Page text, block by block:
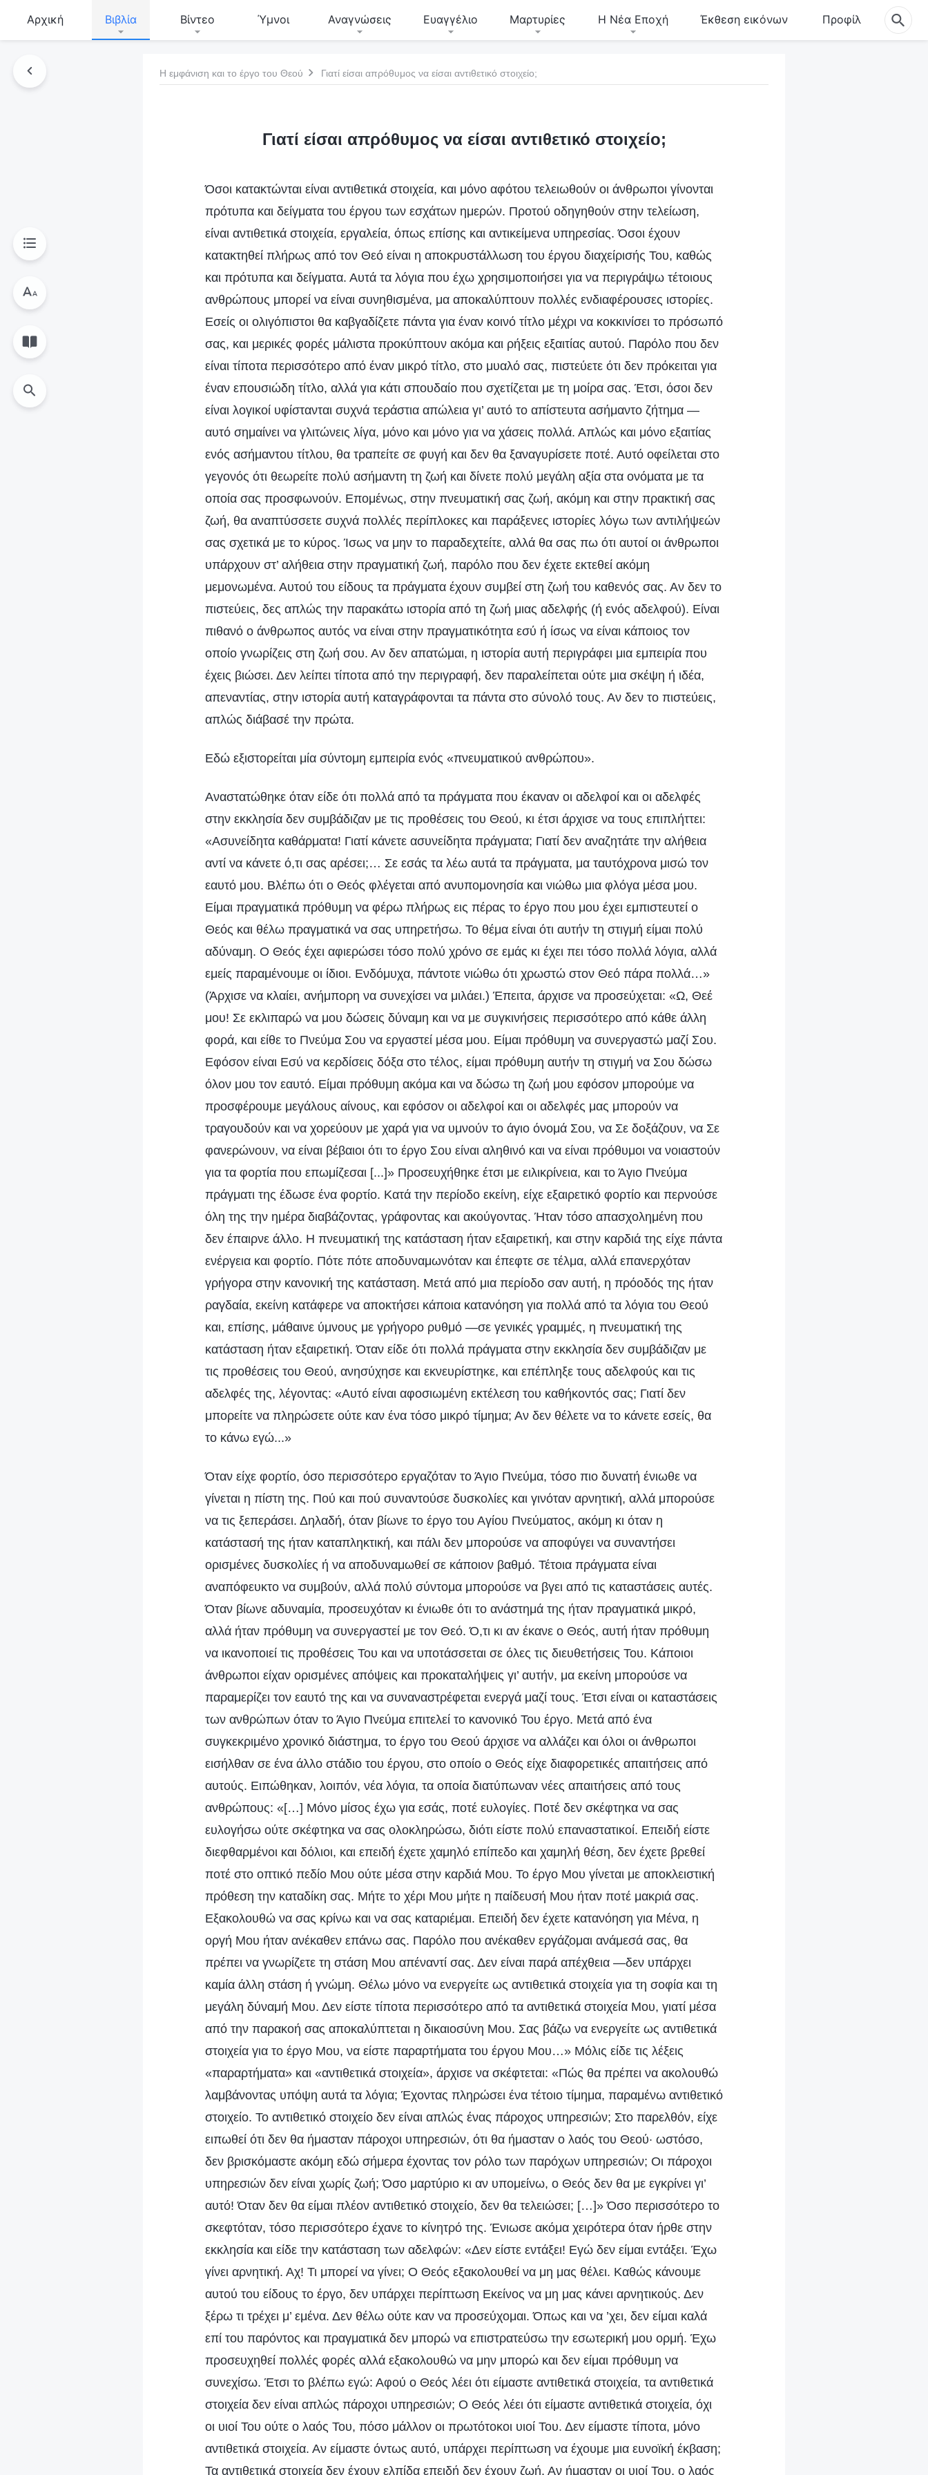
Αρχική Βιβλία Βίντεο Ύμνοι Αναγνώσεις Ευαγγέλιο Μαρτυρίες Η Νέα Εποχή Έκθεση εικόνων Προφίλ
Η εμφάνιση και το έργο του Θεού Γιατί είσαι απρόθυμος να είσαι αντιθετικό στοιχείο;
Γιατί είσαι απρόθυμος να είσαι αντιθετικό στοιχείο;
Όσοι κατακτώνται είναι αντιθετικά στοιχεία, και μόνο αφότου τελειωθούν οι άνθρωποι γίνονται
πρότυπα και δείγματα του έργου των εσχάτων ημερών. Προτού οδηγηθούν στην τελείωση,
είναι αντιθετικά στοιχεία, εργαλεία, όπως επίσης και αντικείμενα υπηρεσίας. Όσοι έχουν
κατακτηθεί πλήρως από τον Θεό είναι η αποκρυστάλλωση του έργου διαχείρισής Του, καθώς
και πρότυπα και δείγματα. Αυτά τα λόγια που έχω χρησιμοποιήσει για να περιγράψω τέτοιους
ανθρώπους μπορεί να είναι συνηθισμένα, μα αποκαλύπτουν πολλές ενδιαφέρουσες ιστορίες.
Εσείς οι ολιγόπιστοι θα καβγαδίζετε πάντα για έναν κοινό τίτλο μέχρι να κοκκινίσει το πρόσωπό
σας, και μερικές φορές μάλιστα προκύπτουν ακόμα και ρήξεις εξαιτίας αυτού. Παρόλο που δεν
είναι τίποτα περισσότερο από έναν μικρό τίτλο, στο μυαλό σας, πιστεύετε ότι δεν πρόκειται για
έναν επουσιώδη τίτλο, αλλά για κάτι σπουδαίο που σχετίζεται με τη μοίρα σας. Έτσι, όσοι δεν
είναι λογικοί υφίστανται συχνά τεράστια απώλεια γι’ αυτό το απίστευτα ασήμαντο ζήτημα —
αυτό σημαίνει να γλιτώνεις λίγα, μόνο και μόνο για να χάσεις πολλά. Απλώς και μόνο εξαιτίας
ενός ασήμαντου τίτλου, θα τραπείτε σε φυγή και δεν θα ξαναγυρίσετε ποτέ. Αυτό οφείλεται στο
γεγονός ότι θεωρείτε πολύ ασήμαντη τη ζωή και δίνετε πολύ μεγάλη αξία στα ονόματα με τα
οποία σας προσφωνούν. Επομένως, στην πνευματική σας ζωή, ακόμη και στην πρακτική σας
ζωή, θα αναπτύσσετε συχνά πολλές περίπλοκες και παράξενες ιστορίες λόγω των αντιλήψεών
σας σχετικά με το κύρος. Ίσως να μην το παραδεχτείτε, αλλά θα σας πω ότι αυτοί οι άνθρωποι
υπάρχουν στ’ αλήθεια στην πραγματική ζωή, παρόλο που δεν έχετε εκτεθεί ακόμη
μεμονωμένα. Αυτού του είδους τα πράγματα έχουν συμβεί στη ζωή του καθενός σας. Αν δεν το
πιστεύεις, δες απλώς την παρακάτω ιστορία από τη ζωή μιας αδελφής (ή ενός αδελφού). Είναι
πιθανό ο άνθρωπος αυτός να είναι στην πραγματικότητα εσύ ή ίσως να είναι κάποιος τον
οποίο γνωρίζεις στη ζωή σου. Αν δεν απατώμαι, η ιστορία αυτή περιγράφει μια εμπειρία που
έχεις βιώσει. Δεν λείπει τίποτα από την περιγραφή, δεν παραλείπεται ούτε μια σκέψη ή ιδέα,
απεναντίας, στην ιστορία αυτή καταγράφονται τα πάντα στο σύνολό τους. Αν δεν το πιστεύεις,
απλώς διάβασέ την πρώτα.
Εδώ εξιστορείται μία σύντομη εμπειρία ενός «πνευματικού ανθρώπου».
Αναστατώθηκε όταν είδε ότι πολλά από τα πράγματα που έκαναν οι αδελφοί και οι αδελφές
στην εκκλησία δεν συμβάδιζαν με τις προθέσεις του Θεού, κι έτσι άρχισε να τους επιπλήττει:
«Ασυνείδητα καθάρματα! Γιατί κάνετε ασυνείδητα πράγματα; Γιατί δεν αναζητάτε την αλήθεια
αντί να κάνετε ό,τι σας αρέσει;… Σε εσάς τα λέω αυτά τα πράγματα, μα ταυτόχρονα μισώ τον
εαυτό μου. Βλέπω ότι ο Θεός φλέγεται από ανυπομονησία και νιώθω μια φλόγα μέσα μου.
Είμαι πραγματικά πρόθυμη να φέρω πλήρως εις πέρας το έργο που μου έχει εμπιστευτεί ο
Θεός και θέλω πραγματικά να σας υπηρετήσω. Το θέμα είναι ότι αυτήν τη στιγμή είμαι πολύ
αδύναμη. Ο Θεός έχει αφιερώσει τόσο πολύ χρόνο σε εμάς κι έχει πει τόσο πολλά λόγια, αλλά
εμείς παραμένουμε οι ίδιοι. Ενδόμυχα, πάντοτε νιώθω ότι χρωστώ στον Θεό πάρα πολλά…»
(Άρχισε να κλαίει, ανήμπορη να συνεχίσει να μιλάει.) Έπειτα, άρχισε να προσεύχεται: «Ω, Θεέ
μου! Σε εκλιπαρώ να μου δώσεις δύναμη και να με συγκινήσεις περισσότερο από κάθε άλλη
φορά, και είθε το Πνεύμα Σου να εργαστεί μέσα μου. Είμαι πρόθυμη να συνεργαστώ μαζί Σου.
Εφόσον είναι Εσύ να κερδίσεις δόξα στο τέλος, είμαι πρόθυμη αυτήν τη στιγμή να Σου δώσω
όλον μου τον εαυτό. Είμαι πρόθυμη ακόμα και να δώσω τη ζωή μου εφόσον μπορούμε να
προσφέρουμε μεγάλους αίνους, και εφόσον οι αδελφοί και οι αδελφές μας μπορούν να
τραγουδούν και να χορεύουν με χαρά για να υμνούν το άγιο όνομά Σου, να Σε δοξάζουν, να Σε
φανερώνουν, να είναι βέβαιοι ότι το έργο Σου είναι αληθινό και να είναι πρόθυμοι να νοιαστούν
για τα φορτία που επωμίζεσαι [...]» Προσευχήθηκε έτσι με ειλικρίνεια, και το Άγιο Πνεύμα
πράγματι της έδωσε ένα φορτίο. Κατά την περίοδο εκείνη, είχε εξαιρετικό φορτίο και περνούσε
όλη της την ημέρα διαβάζοντας, γράφοντας και ακούγοντας. Ήταν τόσο απασχολημένη που
δεν έπαιρνε άλλο. Η πνευματική της κατάσταση ήταν εξαιρετική, και στην καρδιά της είχε πάντα
ενέργεια και φορτίο. Πότε πότε αποδυναμωνόταν και έπεφτε σε τέλμα, αλλά επανερχόταν
γρήγορα στην κανονική της κατάσταση. Μετά από μια περίοδο σαν αυτή, η πρόοδός της ήταν
ραγδαία, εκείνη κατάφερε να αποκτήσει κάποια κατανόηση για πολλά από τα λόγια του Θεού
και, επίσης, μάθαινε ύμνους με γρήγορο ρυθμό —σε γενικές γραμμές, η πνευματική της
κατάσταση ήταν εξαιρετική. Όταν είδε ότι πολλά πράγματα στην εκκλησία δεν συμβάδιζαν με
τις προθέσεις του Θεού, ανησύχησε και εκνευρίστηκε, και επέπληξε τους αδελφούς και τις
αδελφές της, λέγοντας: «Αυτό είναι αφοσιωμένη εκτέλεση του καθήκοντός σας; Γιατί δεν
μπορείτε να πληρώσετε ούτε καν ένα τόσο μικρό τίμημα; Αν δεν θέλετε να το κάνετε εσείς, θα
το κάνω εγώ...»
Όταν είχε φορτίο, όσο περισσότερο εργαζόταν το Άγιο Πνεύμα, τόσο πιο δυνατή ένιωθε να
γίνεται η πίστη της. Πού και πού συναντούσε δυσκολίες και γινόταν αρνητική, αλλά μπορούσε
να τις ξεπεράσει. Δηλαδή, όταν βίωνε το έργο του Αγίου Πνεύματος, ακόμη κι όταν η
κατάστασή της ήταν καταπληκτική, και πάλι δεν μπορούσε να αποφύγει να συναντήσει
ορισμένες δυσκολίες ή να αποδυναμωθεί σε κάποιον βαθμό. Τέτοια πράγματα είναι
αναπόφευκτο να συμβούν, αλλά πολύ σύντομα μπορούσε να βγει από τις καταστάσεις αυτές.
Όταν βίωνε αδυναμία, προσευχόταν κι ένιωθε ότι το ανάστημά της ήταν πραγματικά μικρό,
αλλά ήταν πρόθυμη να συνεργαστεί με τον Θεό. Ό,τι κι αν έκανε ο Θεός, αυτή ήταν πρόθυμη
να ικανοποιεί τις προθέσεις Του και να υποτάσσεται σε όλες τις διευθετήσεις Του. Κάποιοι
άνθρωποι είχαν ορισμένες απόψεις και προκαταλήψεις γι’ αυτήν, μα εκείνη μπορούσε να
παραμερίζει τον εαυτό της και να συναναστρέφεται ενεργά μαζί τους. Έτσι είναι οι καταστάσεις
των ανθρώπων όταν το Άγιο Πνεύμα επιτελεί το κανονικό Του έργο. Μετά από ένα
συγκεκριμένο χρονικό διάστημα, το έργο του Θεού άρχισε να αλλάζει και όλοι οι άνθρωποι
εισήλθαν σε ένα άλλο στάδιο του έργου, στο οποίο ο Θεός είχε διαφορετικές απαιτήσεις από
αυτούς. Ειπώθηκαν, λοιπόν, νέα λόγια, τα οποία διατύπωναν νέες απαιτήσεις από τους
ανθρώπους: «[…] Μόνο μίσος έχω για εσάς, ποτέ ευλογίες. Ποτέ δεν σκέφτηκα να σας
ευλογήσω ούτε σκέφτηκα να σας ολοκληρώσω, διότι είστε πολύ επαναστατικοί. Επειδή είστε
διεφθαρμένοι και δόλιοι, και επειδή έχετε χαμηλό επίπεδο και χαμηλή θέση, δεν έχετε βρεθεί
ποτέ στο οπτικό πεδίο Μου ούτε μέσα στην καρδιά Μου. Το έργο Μου γίνεται με αποκλειστική
πρόθεση την καταδίκη σας. Μήτε το χέρι Μου μήτε η παίδευσή Μου ήταν ποτέ μακριά σας.
Εξακολουθώ να σας κρίνω και να σας καταριέμαι. Επειδή δεν έχετε κατανόηση για Μένα, η
οργή Μου ήταν ανέκαθεν επάνω σας. Παρόλο που ανέκαθεν εργάζομαι ανάμεσά σας, θα
πρέπει να γνωρίζετε τη στάση Μου απέναντί σας. Δεν είναι παρά απέχθεια —δεν υπάρχει
καμία άλλη στάση ή γνώμη. Θέλω μόνο να ενεργείτε ως αντιθετικά στοιχεία για τη σοφία και τη
μεγάλη δύναμή Μου. Δεν είστε τίποτα περισσότερο από τα αντιθετικά στοιχεία Μου, γιατί μέσα
από την παρακοή σας αποκαλύπτεται η δικαιοσύνη Μου. Σας βάζω να ενεργείτε ως αντιθετικά
στοιχεία για το έργο Μου, να είστε παραρτήματα του έργου Μου…» Μόλις είδε τις λέξεις
«παραρτήματα» και «αντιθετικά στοιχεία», άρχισε να σκέφτεται: «Πώς θα πρέπει να ακολουθώ
λαμβάνοντας υπόψη αυτά τα λόγια; Έχοντας πληρώσει ένα τέτοιο τίμημα, παραμένω αντιθετικό
στοιχείο. Το αντιθετικό στοιχείο δεν είναι απλώς ένας πάροχος υπηρεσιών; Στο παρελθόν, είχε
ειπωθεί ότι δεν θα ήμασταν πάροχοι υπηρεσιών, ότι θα ήμασταν ο λαός του Θεού· ωστόσο,
δεν βρισκόμαστε ακόμη εδώ σήμερα έχοντας τον ρόλο των παρόχων υπηρεσιών; Οι πάροχοι
υπηρεσιών δεν είναι χωρίς ζωή; Όσο μαρτύριο κι αν υπομείνω, ο Θεός δεν θα με εγκρίνει γι’
αυτό! Όταν δεν θα είμαι πλέον αντιθετικό στοιχείο, δεν θα τελειώσει; […]» Όσο περισσότερο το
σκεφτόταν, τόσο περισσότερο έχανε το κίνητρό της. Ένιωσε ακόμα χειρότερα όταν ήρθε στην
εκκλησία και είδε την κατάσταση των αδελφών: «Δεν είστε εντάξει! Εγώ δεν είμαι εντάξει. Έχω
γίνει αρνητική. Αχ! Τι μπορεί να γίνει; Ο Θεός εξακολουθεί να μη μας θέλει. Καθώς κάνουμε
αυτού του είδους το έργο, δεν υπάρχει περίπτωση Εκείνος να μη μας κάνει αρνητικούς. Δεν
ξέρω τι τρέχει μ’ εμένα. Δεν θέλω ούτε καν να προσεύχομαι. Όπως και να ’χει, δεν είμαι καλά
επί του παρόντος και πραγματικά δεν μπορώ να επιστρατεύσω την εσωτερική μου ορμή. Έχω
προσευχηθεί πολλές φορές αλλά εξακολουθώ να μην μπορώ και δεν είμαι πρόθυμη να
συνεχίσω. Έτσι το βλέπω εγώ: Αφού ο Θεός λέει ότι είμαστε αντιθετικά στοιχεία, τα αντιθετικά
στοιχεία δεν είναι απλώς πάροχοι υπηρεσιών; Ο Θεός λέει ότι είμαστε αντιθετικά στοιχεία, όχι
οι υιοί Του ούτε ο λαός Του, πόσο μάλλον οι πρωτότοκοι υιοί Του. Δεν είμαστε τίποτα, μόνο
αντιθετικά στοιχεία. Αν είμαστε όντως αυτό, υπάρχει περίπτωση να έχουμε μια ευνοϊκή έκβαση;
Τα αντιθετικά στοιχεία δεν έχουν ελπίδα επειδή δεν έχουν ζωή. Αν ήμασταν οι υιοί Του, ο λαός